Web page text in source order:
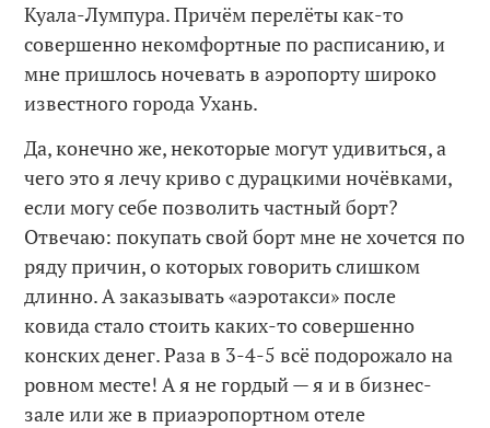
Куала-Лумпура. Причём перелёты как-то
совершенно некомфортные по расписанию, и
мне пришлось ночевать в аэропорту широко
известного города Ухань.
Да, конечно же, некоторые могут удивиться, а
чего это я лечу криво с дурацкими ночёвками,
если могу себе позволить частный борт?
Отвечаю: покупать свой борт мне не хочется по
ряду причин, о которых говорить слишком
длинно. А заказывать «аэротакси» после
ковида стало стоить каких-то совершенно
конских денег. Раза в 3-4-5 всё подорожало на
ровном месте! А я не гордый — я и в бизнес-
зале или же в приаэропортном отеле